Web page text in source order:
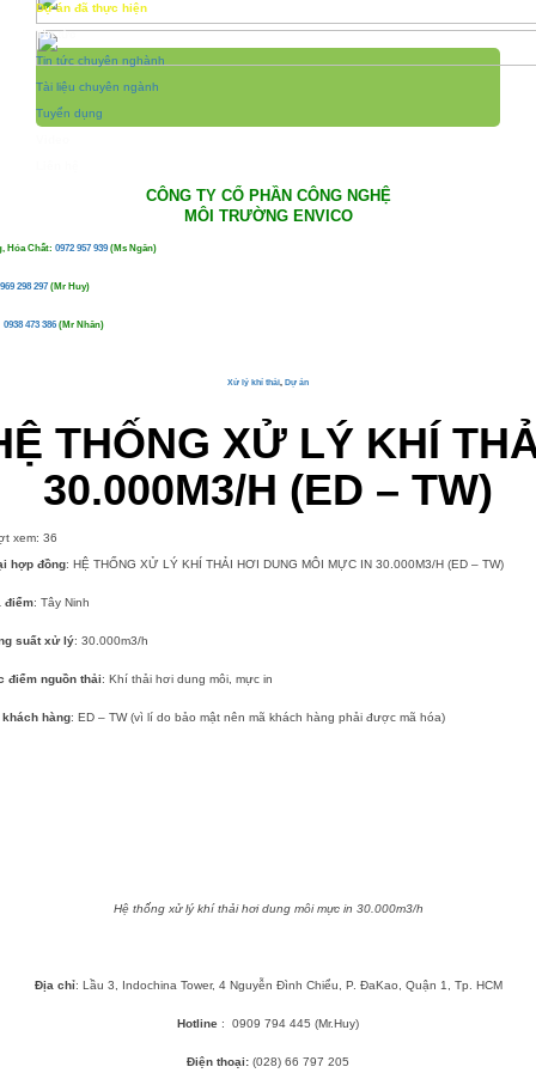
Dự án đã thực hiện
Tin tức
Tin tức chuyên nghành
Tài liệu chuyên ngành
Tuyển dụng
CÔNG TY CỔ PHẦN CÔNG NGHỆ
MÔI TRƯỜNG ENVICO
Hóa Chất: 0972 957 939(Ms Ngân)
298 297 (Mr Huy)
0938 473 386 (Mr Nhân)
Xử lý khí thải Dự án
THỐNG XỬ LÝ KHÍ
30.000M3/H (ED – TW)
xem: 36
hợp đồng: HỆ THỐNG XỬ LÝ KHÍ THẢI HƠI DUNG MÔI MỰC IN 30.000M3/H (ED – TW)
điểm: Tây Ninh
suất xử lý: 30.000m3/h
điểm nguồn thải: Khí thải hơi dung môi, mực in
khách hàng: ED – TW (vì lí do bảo mật nên mã khách hàng phải được mã hóa)
Hệ thống xử lý khí thải hơi dung môi mực in 30.000m3/h
Địa chỉ: Lầu 3, Indochina Tower, 4 Nguyễn Đình Chiểu, P. ĐaKao, Quận 1, Tp. HCM
Hotline : 0909 794 445 (Mr.Huy)
Điện thoại: (028) 66 797 205